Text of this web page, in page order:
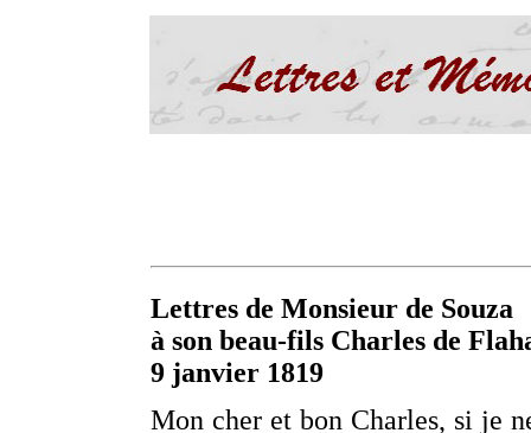
Lettres de Monsieur de Souza
à son beau-fils Charles de
9 janvier 1819
Mon cher et bon Charles, si je